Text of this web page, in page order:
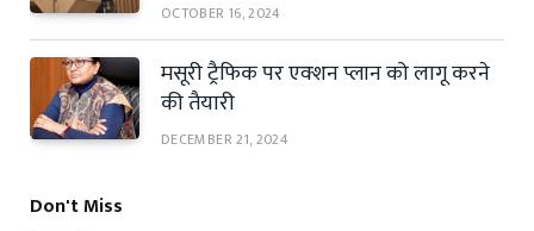
OCTOBER 16, 2024
मसूरी ट्रैफिक पर एक्शन प्लान को लागू करने
की तैयारी
DECEMBER 21, 2024
Don't Miss